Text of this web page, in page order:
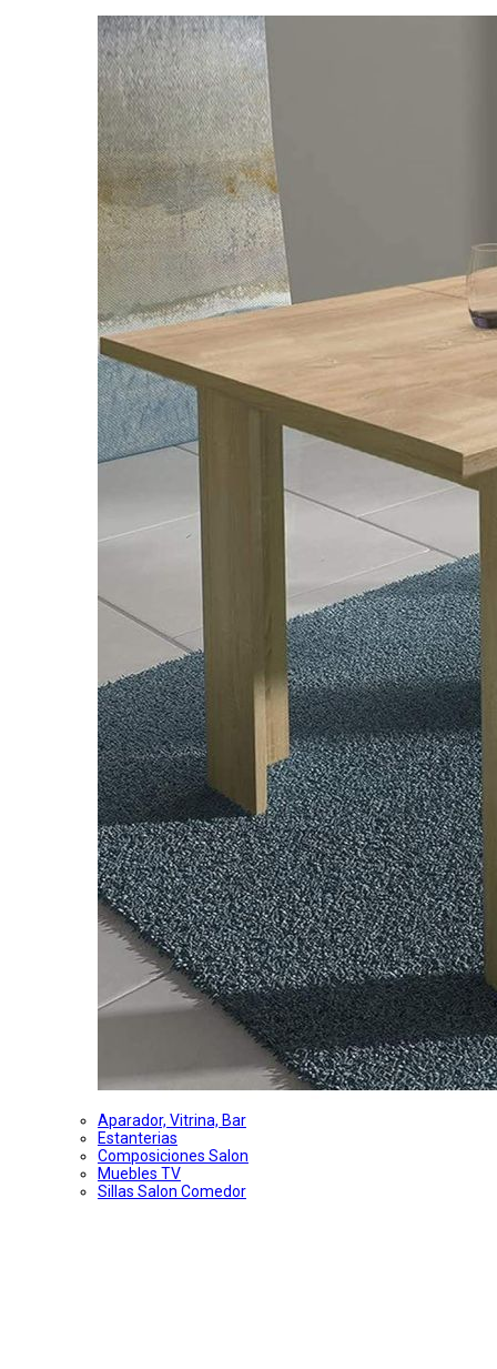
Aparador, Vitrina, Bar
Estanterias
Composiciones Salon
Muebles TV
Sillas Salon Comedor